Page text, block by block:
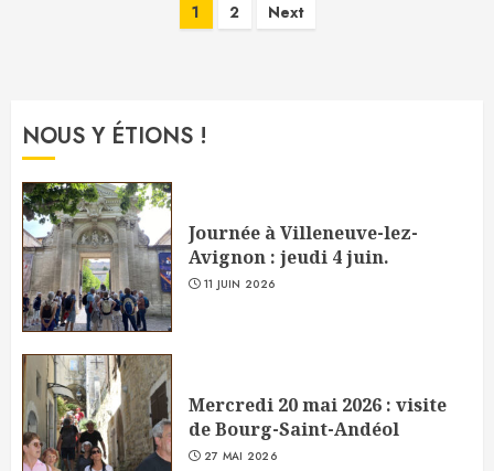
1 2 Next
NOUS Y ÉTIONS !
Journée à Villeneuve-lez-
Avignon : jeudi 4 juin.
11 JUIN 2026
Mercredi 20 mai 2026 : visite
de Bourg-Saint-Andéol
27 MAI 2026